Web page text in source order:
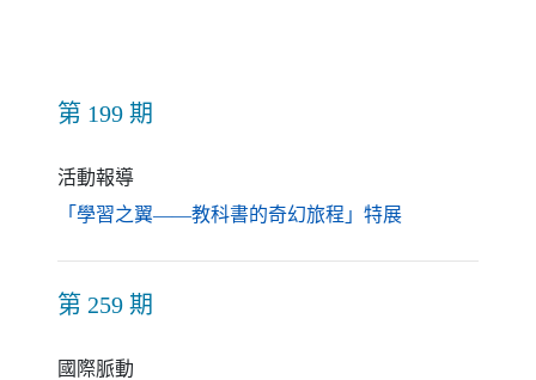
第 199 期
活動報導
「學習之翼——教科書的奇幻旅程」特展（另開新視窗）
第 259 期
國際脈動